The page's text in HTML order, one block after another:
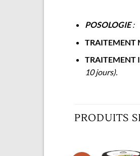
POSOLOGIE:
TRAITEMENT
TRAITEMENT
10 jours).
PRODUITS